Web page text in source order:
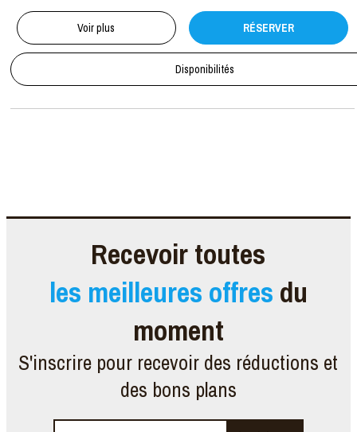
Voir plus RÉSERVER
Disponibilités
Recevoir toutes
les meilleures offres du
moment
S'inscrire pour recevoir des réductions et
des bons plans